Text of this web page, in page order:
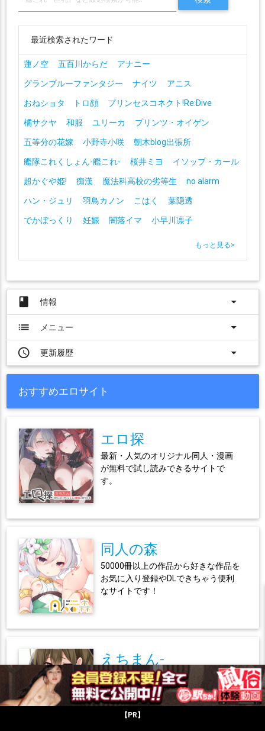
最近検索されたワード
蓮ノ空 五百川からだ
アナニー
グランブルーファンタジー
ナイツ
アニス
おねショタ トロ顔
プリンセスコネクト!Re:Dive
橘サクヤ
和服 ユリーカ
プリンツ・オイゲン
五等分の花嫁
小野寺小咲
朝木blog出張所
艦隊これくしょん-艦これ-
桜井ミヨ
イソップ・カール
超かぐや姫!
痴漢 魔法科高校の劣等生
no alarm
ハン・ジュリ
羽鳥カノン こはく
葉隠透
でかぼっくり
妊娠 闇落イマ 小早川凛子
もっと見る>
book 情報
arrow_drop_down
list
メニュー
arrow_drop_down
access_time
更新履歴 arrow_drop_down
おすすめエロサイト
エロ探
最新・人気のオリジナル同人・漫画
が無料で試し読みできるサイトで
す。
同人の森
50000冊以上の作品から好きな作品を
お気に入り登録やDLできちゃう便利
なサイトです！
えちまん-
Echiman.com-
NyaHentaiやnhentaiなど大手サイト
にある何十万冊の作品が探しやすく
まとまって楽々読めちゃう！
【PR】